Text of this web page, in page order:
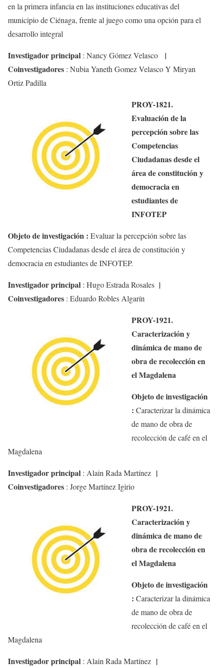
en la primera infancia en las instituciones educativas del
municipio de Ciénaga, frente al juego como una opción para el
desarrollo integral
Investigador principal : Nancy Gómez Velasco
|
Coinvestigadores : Nubia Yaneth GomezVelasco Y Miryan
Ortiz Padilla
PROY-1821.
Evaluación de la
percepción sobre las
Competencias
Ciudadanas desde el
área de constitución y
democracia en
estudiantes de
INFOTEP
Objeto de investigación : Evaluar la percepción sobre las
Competencias Ciudadanas desde el área de constitución y
democracia en estudiantes de INFOTEP.
Investigador principal : Hugo Estrada Rosales |
Coinvestigadores : Eduardo Robles Algarín
PROY-1921.
Caracterización y
dinámica de mano de
obra de recolección en
el Magdalena
Objeto de investigación
: Caracterizar la dinámica
de mano de obra de
recolección de café en el
Magdalena
Investigador principal : Alain Rada Martínez |
Coinvestigadores : Jorge MartínezIgirio
PROY-1921.
Caracterización y
dinámica de mano de
obra de recolección en
el Magdalena
Objeto de investigación
: Caracterizar la dinámica
de mano de obra de
recolección de café en el
Magdalena
Investigador principal : Alain Rada Martínez |